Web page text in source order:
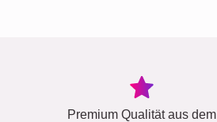
Premium Qualität aus dem